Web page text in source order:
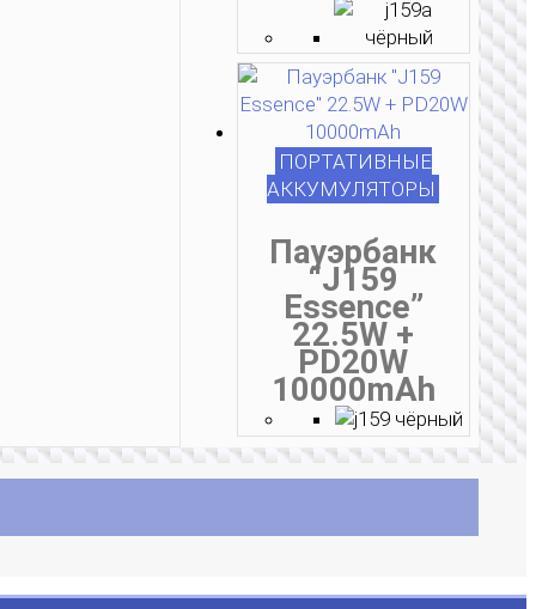
ПОРТАТИВНЫЕ
АККУМУЛЯТОРЫ
Пауэрбанк
“J159
Essence”
22.5W +
PD20W
10000mAh